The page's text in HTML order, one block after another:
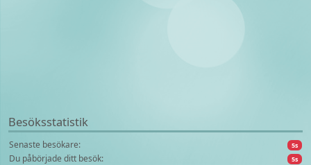
Besöksstatistik
Senaste besökare: 5s
Du påbörjade ditt besök: 5s